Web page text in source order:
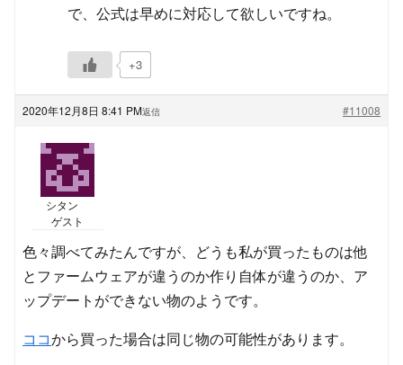
で、公式は早めに対応して欲しいですね。
+3
2020年12月8日 8:41 PM #11008
返信
シタン
ゲスト
色々調べてみたんですが、どうも私が買ったものは他
とファームウェアが違うのか作り自体が違うのか、ア
ップデートができない物のようです。
ココから買った場合は同じ物の可能性があります。